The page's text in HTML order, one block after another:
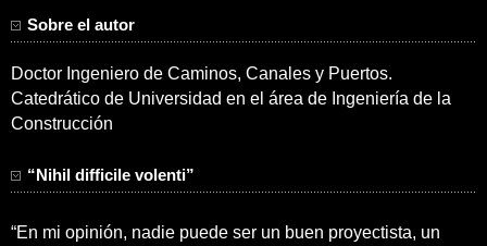
Sobre el autor
Doctor Ingeniero de Caminos, Canales y Puertos.
Catedrático de Universidad en el área de Ingeniería de la
Construcción
“Nihil difficile volenti”
“En mi opinión, nadie puede ser un buen proyectista, un